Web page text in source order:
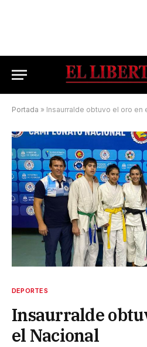
Portada » Insaurralde obtuvo el oro en
DEPORTES
Insaurralde
el Nacional